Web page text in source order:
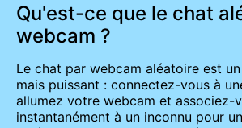
Qu'est-ce que le chat
webcam ?
Le chat par webcam aléatoire est
mais puissant : connectez-vous à
allumez votre webcam et associez-
instantanément à un inconnu pour